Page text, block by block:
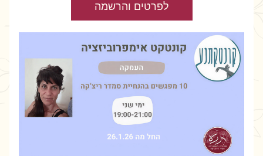
לפרטים והרשמה